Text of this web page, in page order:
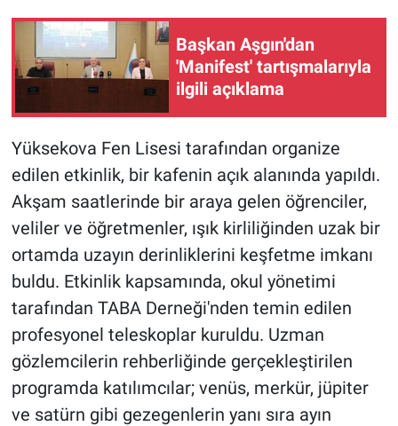
Başkan Aşgın'dan
'Manifest' tartışmalarıyla
ilgili açıklama
Yüksekova Fen Lisesi tarafından organize
edilen etkinlik, bir kafenin açık alanında yapıldı.
Akşam saatlerinde bir araya gelen öğrenciler,
veliler ve öğretmenler, ışık kirliliğinden uzak bir
ortamda uzayın derinliklerini keşfetme imkanı
buldu. Etkinlik kapsamında, okul yönetimi
tarafından TABA Derneği'nden temin edilen
profesyonel teleskoplar kuruldu. Uzman
gözlemcilerin rehberliğinde gerçekleştirilen
programda katılımcılar; venüs, merkür, jüpiter
ve satürn gibi gezegenlerin yanı sıra ayın